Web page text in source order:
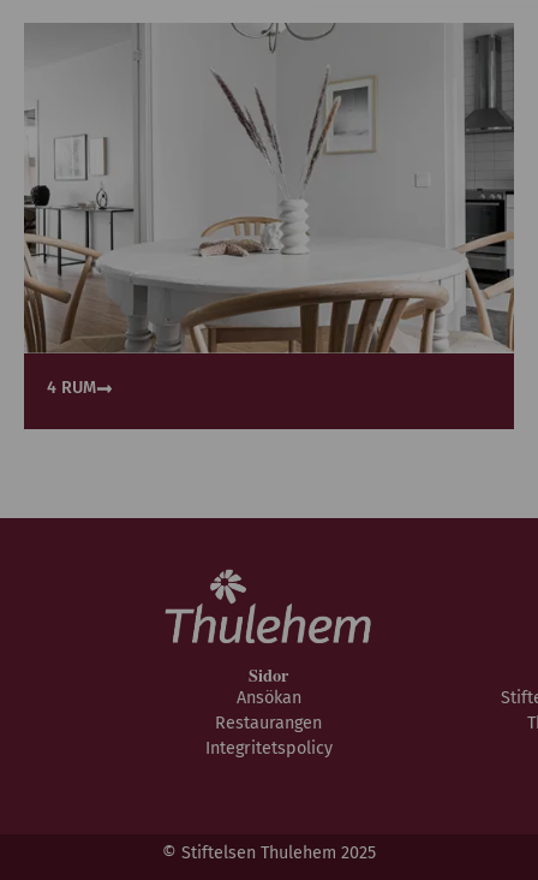
4 RUM
Sidor
Ansökan
Restaurangen
Integritetspolicy
© Stiftelsen Thulehem 2025